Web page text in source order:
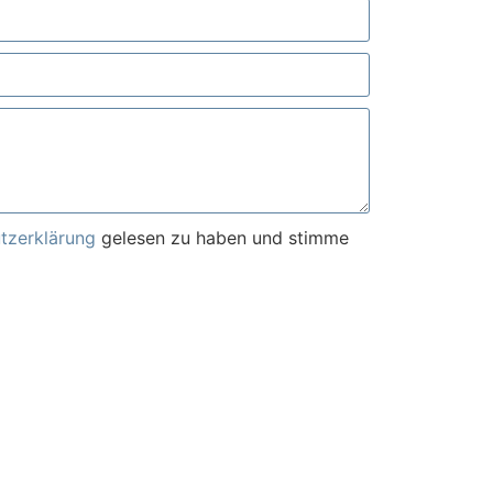
gelesen zu haben und stimme